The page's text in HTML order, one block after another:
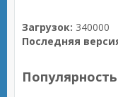
Загрузок: 340000
Последняя